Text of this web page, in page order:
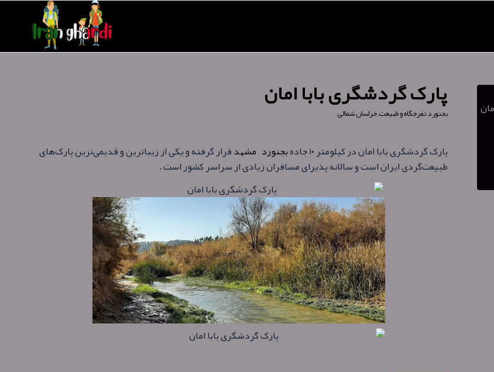
پارک گردشگری بابا امان
بجنورد,تفرجگاه و طبیعت,خراسان شمالی
پارک گردشگری بابا امان در کیلومتر ۱۰ جاده بجنورد–مشهدقرار گرفته و یکی از زیباترین و قدیمی‌ترین پارک‌های
طبیعت‌گردی ایران است و سالانه پذیرای مسافران زیادی از سراسر کشور است .